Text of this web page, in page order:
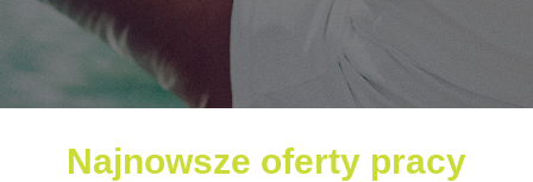
Najnowsze oferty pracy